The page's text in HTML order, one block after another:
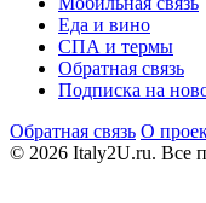
Еда и вино
СПА и термы
Обратная связь
Подписка на
Обратная связь О
© 2026 Italy2U.ru. Все